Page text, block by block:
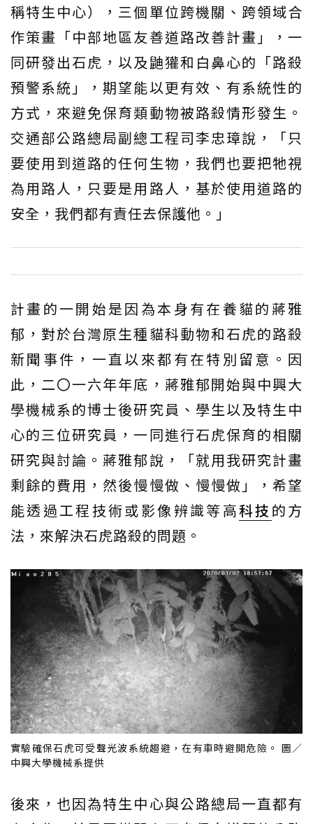
稱特生中心），三個單位跨機關、跨領域合
作策畫「中部地區友善道路改善計畫」，一
同研發出石虎，以及鼬獾和白鼻心的「路殺
預警系統」，期望能以更有效、有系統性的
方式，來避免保育類動物被路殺情形發生。
交通部公路總局副總工程司李忠璋說，「只
要使用到道路的任何生物，我們也要把牠視
為用路人，只要是用路人，基於使用道路的
安全，我們都有責任去保護他。」
計畫的一開始是因為本身有在養貓的蔣雅
郁，對於台灣原生種貓科動物和石虎的路殺
新聞事件，一直以來都有在特別留意。因
此，二〇一六年年底，蔣雅郁開始與中興大
學機械系的博士後研究員、學生以及特生中
心的三位研究員，一同進行石虎保育的相關
研究與討論。蔣雅郁說，「就用我研究計畫
剩餘的費用，然後慢慢做、慢慢做」，希望
能透過工程技術或影像辨識等高科技 的方
法，來解決石虎路殺的問題。
實驗確保石虎可受聲光波系統趨避，在有車時避開危險。 圖／
中興大學機械系提供
後來，也因為特生中心與公路總局一直都有